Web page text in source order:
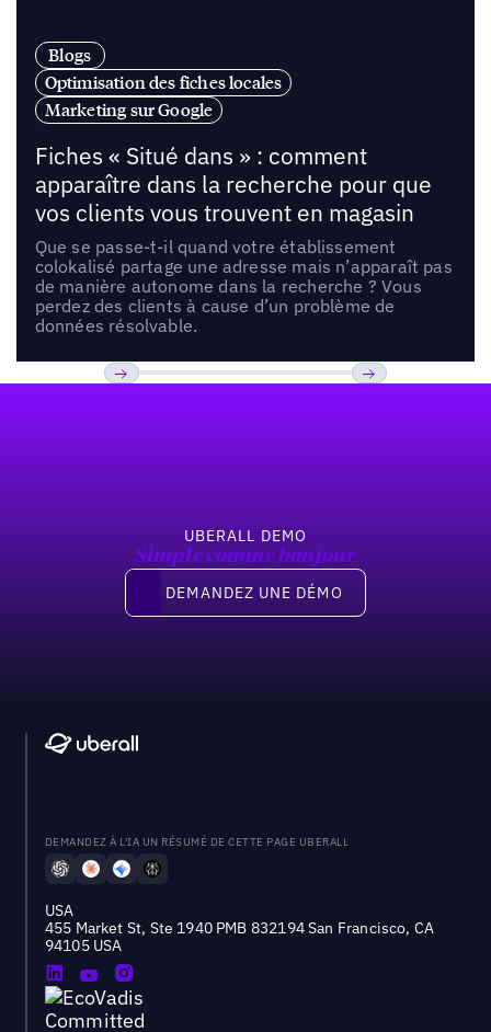
Blogs
Optimisation des fiches locales
Marketing sur Google
Fiches « Situé dans » : comment
apparaître dans la recherche pour que
vos clients vous trouvent en magasin
Que se passe-t-il quand votre établissement
colokalisé partage une adresse mais n’apparaît pas
de manière autonome dans la recherche ? Vous
perdez des clients à cause d’un problème de
données résolvable.
UBERALL DEMO
Simple comme bonjour
Demandez une démo
DEMANDEZ UNE DÉMO
DEMANDEZ À L'IA UN RÉSUMÉ DE CETTE PAGE UBERALL
USA
455 Market St, Ste 1940 PMB 832194 San Francisco, CA
94105 USA